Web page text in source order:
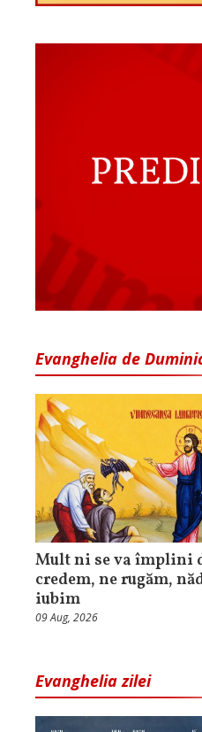
Evanghelia de
Mult ni se va împlini
credem, ne rugăm,
iubim
09 Aug, 2026
Evanghelia zilei